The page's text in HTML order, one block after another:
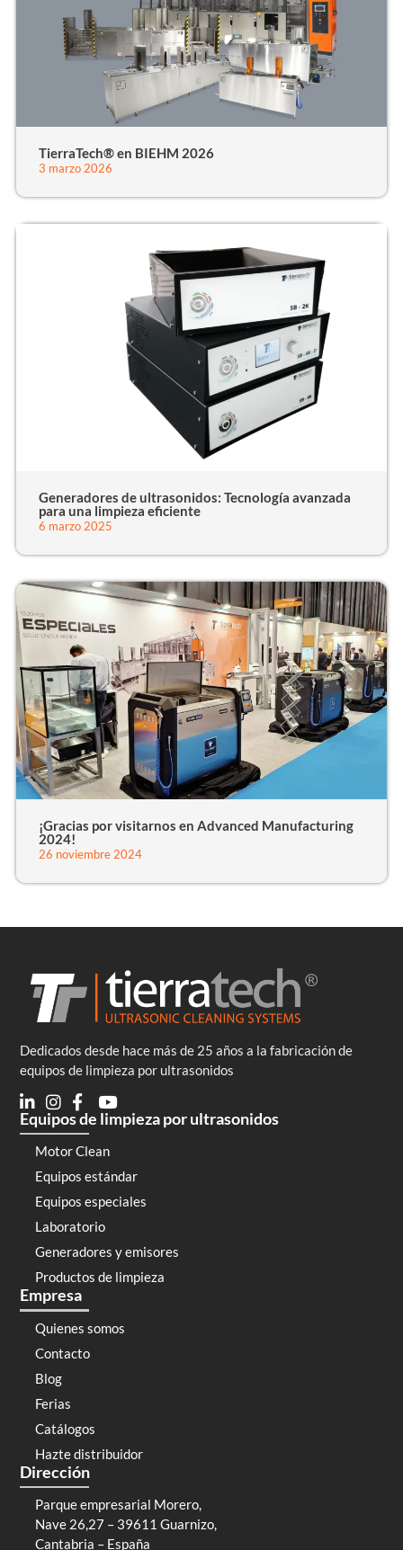
TierraTech® en BIEHM 2026
3 marzo 2026
Generadores de ultrasonidos: Tecnología avanzada
para una limpieza eficiente
6 marzo 2025
¡Gracias por visitarnos en Advanced Manufacturing
2024!
26 noviembre 2024
Dedicados desde hace más de 25 años a la fabricación de
equipos de limpieza por ultrasonidos
Equipos de limpieza por ultrasonidos
Motor Clean
Equipos estándar
Equipos especiales
Laboratorio
Generadores y emisores
Productos de limpieza
Empresa
Quienes somos
Contacto
Blog
Ferias
Catálogos
Hazte distribuidor
Dirección
Parque empresarial Morero,
Nave 26,27 – 39611 Guarnizo,
Cantabria – España